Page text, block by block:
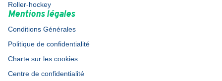
Roller-hockey
Mentions légales
Conditions Générales
Politique de confidentialité
Charte sur les cookies
Centre de confidentialité